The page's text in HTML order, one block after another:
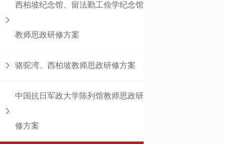
西柏坡纪念馆、留法勤工俭学纪念馆
教师思政研修方案
骆驼湾、西柏坡教师思政研修方案
中国抗日军政大学陈列馆教师思政研
修方案